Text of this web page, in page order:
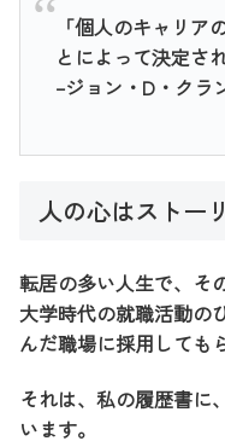
「個人のキャリア
とによって決定さ
–ジョン・D・クラ
人の心はストー
転居の多い人生で、そ
大学時代の就職活動の
んだ職場に採用しても
それは、私の履歴書に
います。